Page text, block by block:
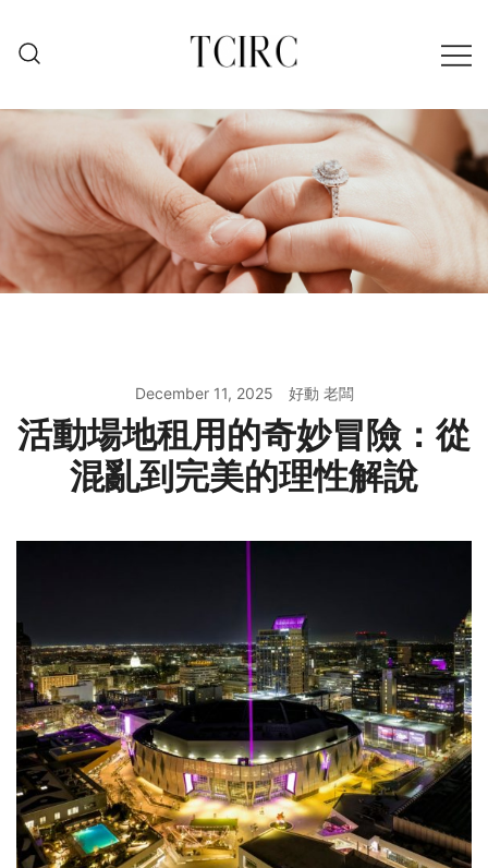
content
December 11, 2025 好動 老闆
活動場地租用的奇妙冒險：從
混亂到完美的理性解說